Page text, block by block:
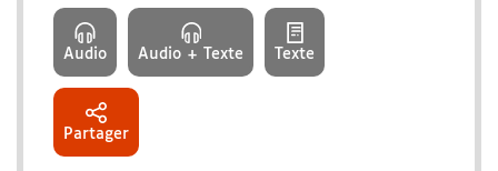
Audio Audio + Texte Texte
Partager